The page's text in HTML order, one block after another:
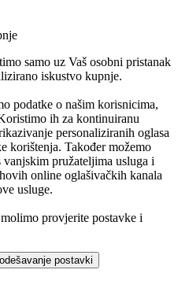
samo uz Vaš osobni pristanak
iskustvo kupnje.
podatke o našim korisnicima,
ih za kontinuiranu
personaliziranih oglasa
korištenja. Također možemo
pružateljima usluga i
online oglašivačkih kanala
usluge.
provjerite postavke i
postavki